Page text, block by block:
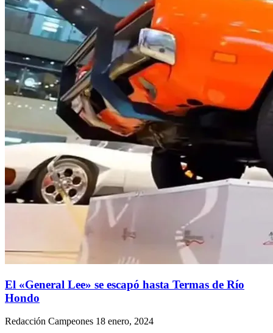
El «General Lee» se escapó hasta Termas de Río
Hondo
Redacción Campeones 18 enero, 2024